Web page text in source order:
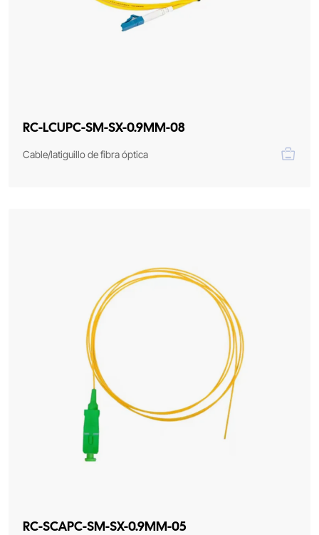
RC-LCUPC-SM-SX-0.9MM-08
Cable/latiguillo de fibra óptica
RC-SCAPC-SM-SX-0.9MM-05